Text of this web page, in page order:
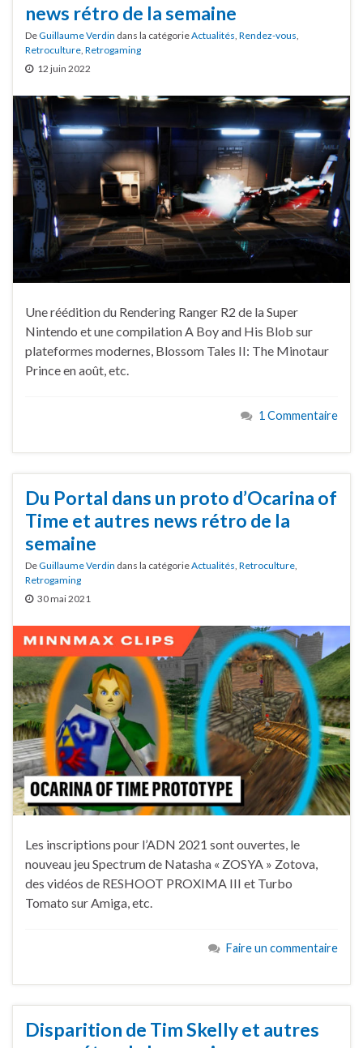
news rétro de la semaine
DeGuillaume Verdin dans la catégorieActualités, Rendez-vous,
Retroculture, Retrogaming
12 juin 2022
Une réédition du Rendering Ranger R2 de la Super
Nintendo et une compilation A Boy and His Blob sur
plateformes modernes, Blossom Tales II: The Minotaur
Prince en août, etc.
1 Commentaire
Du Portal dans un proto d’Ocarina of
Time et autres news rétro de la
semaine
DeGuillaume Verdin dans la catégorieActualités Retroculture
Retrogaming
30 mai 2021
Les inscriptions pour l’ADN 2021 sont ouvertes, le
nouveau jeu Spectrum de Natasha « ZOSYA » Zotova,
des vidéos de RESHOOT PROXIMA III et Turbo
Tomato sur Amiga, etc.
Faire un commentaire
Disparition de Tim Skelly et autres